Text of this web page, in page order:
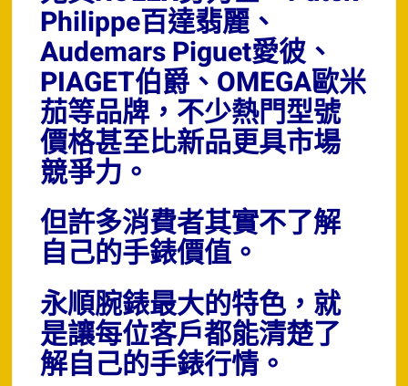
Philippe百達翡麗、
Audemars Piguet愛彼、
PIAGET伯爵、OMEGA歐米
茄等品牌，不少熱門型號
價格甚至比新品更具市場
競爭力。
但許多消費者其實不了解
自己的手錶價值。
永順腕錶最大的特色，就
是讓每位客戶都能清楚了
解自己的手錶行情。